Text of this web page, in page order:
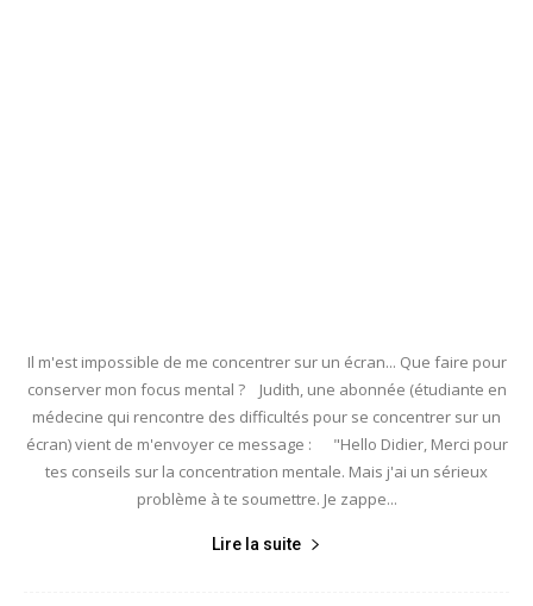
Il m'est impossible de me concentrer sur un écran... Que faire pour
conserver mon focus mental ? Judith, une abonnée (étudiante en
médecine qui rencontre des difficultés pour se concentrer sur un
écran) vient de m'envoyer ce message : "Hello Didier, Merci pour
tes conseils sur la concentration mentale. Mais j'ai un sérieux
problème à te soumettre. Je zappe...
Lire la suite